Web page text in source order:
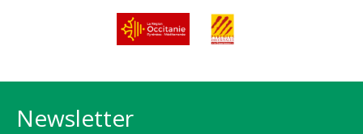
Newsletter